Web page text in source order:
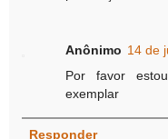
Anônimo 14 de
Por favor
exemplar
Responder